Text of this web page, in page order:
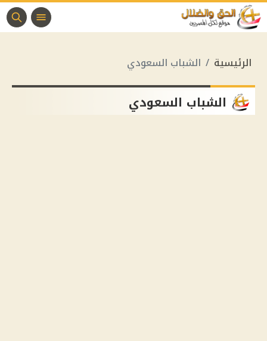
الرئيسية الشباب السعودي
الشباب السعودي